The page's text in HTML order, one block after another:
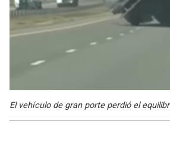
El vehículo de gran porte perdió el